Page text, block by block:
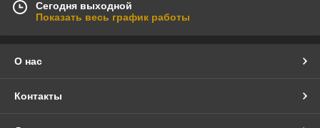
Сегодня выходной
Показать весь график работы
О нас
Контакты